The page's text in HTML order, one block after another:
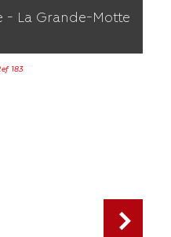
- La Grande-Motte
183